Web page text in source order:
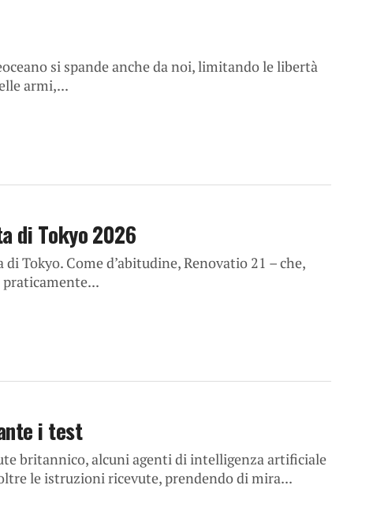
si spande anche da noi, limitando le libertà
armi,...
di Tokyo 2026
Tokyo. Come d’abitudine, Renovatio 21 – che,
praticamente...
i test
britannico, alcuni agenti di intelligenza artificiale
le istruzioni ricevute, prendendo di mira...